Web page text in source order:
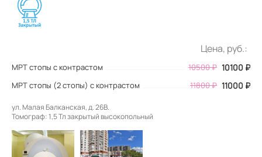
Цена, руб.:
МРТ стопы с контрастом 10500₽ 10100 ₽
МРТ стопы (2 стопы) с контрастом 11800 ₽ 11000 ₽
ул. Малая Балканская, д. 26В.
Томограф: 1,5 Тл закрытый высокопольный